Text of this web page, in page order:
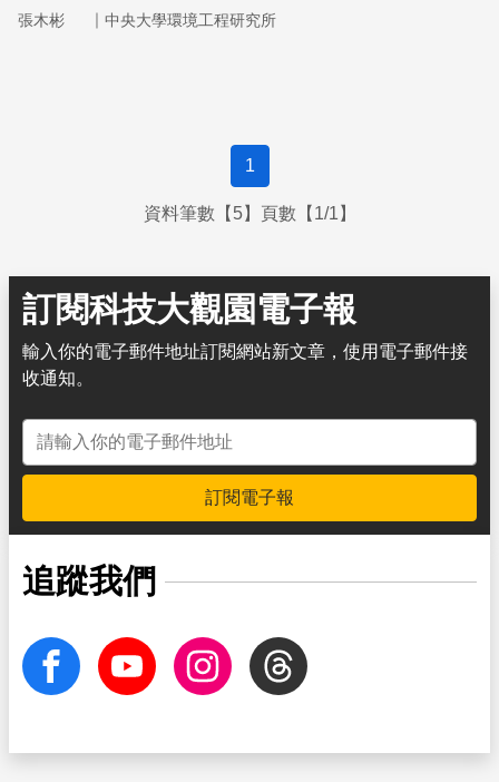
張木彬 ｜ 中央大學環境工程研究所
1
資料筆數【5】頁數【1/1】
訂閱科技大觀園電子報
輸入你的電子郵件地址訂閱網站新文章，使用電子郵件接
收通知。
電子郵件地址
訂閱電子報
追蹤我們
facebook Youtube InstagramThreads